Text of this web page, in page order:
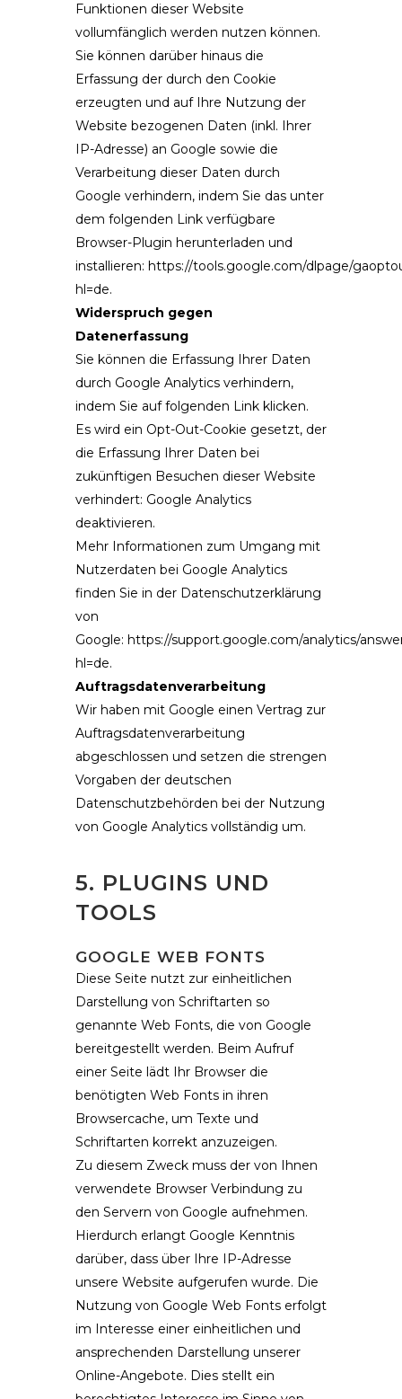
Funktionen dieser Website
vollumfänglich werden nutzen können.
Sie können darüber hinaus die
Erfassung der durch den Cookie
erzeugten und auf Ihre Nutzung der
Website bezogenen Daten (inkl. Ihrer
IP-Adresse) an Google sowie die
Verarbeitung dieser Daten durch
Google verhindern, indem Sie das unter
dem folgenden Link verfügbare
Browser-Plugin herunterladen und
installieren: https://tools.google.com/dlpage/
hl=de.
Widerspruch gegen
Datenerfassung
Sie können die Erfassung Ihrer Daten
durch Google Analytics verhindern,
indem Sie auf folgenden Link klicken.
Es wird ein Opt-Out-Cookie gesetzt, der
die Erfassung Ihrer Daten bei
zukünftigen Besuchen dieser Website
verhindert: Google Analytics
deaktivieren.
Mehr Informationen zum Umgang mit
Nutzerdaten bei Google Analytics
finden Sie in der Datenschutzerklärung
von
Google: https://support.google.com/analytics/
hl=de.
Auftragsdatenverarbeitung
Wir haben mit Google einen Vertrag zur
Auftragsdatenverarbeitung
abgeschlossen und setzen die strengen
Vorgaben der deutschen
Datenschutzbehörden bei der Nutzung
von Google Analytics vollständig um.
5. PLUGINS UND
TOOLS
GOOGLE WEB FONTS
Diese Seite nutzt zur einheitlichen
Darstellung von Schriftarten so
genannte Web Fonts, die von Google
bereitgestellt werden. Beim Aufruf
einer Seite lädt Ihr Browser die
benötigten Web Fonts in ihren
Browsercache, um Texte und
Schriftarten korrekt anzuzeigen.
Zu diesem Zweck muss der von Ihnen
verwendete Browser Verbindung zu
den Servern von Google aufnehmen.
Hierdurch erlangt Google Kenntnis
darüber, dass über Ihre IP-Adresse
unsere Website aufgerufen wurde. Die
Nutzung von Google Web Fonts erfolgt
im Interesse einer einheitlichen und
ansprechenden Darstellung unserer
Online-Angebote. Dies stellt ein